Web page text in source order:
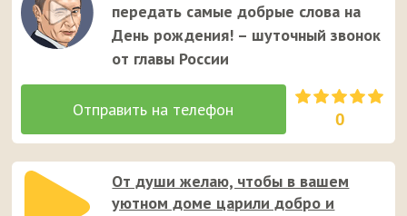
передать самые добрые слова на
День рождения! – шуточный звонок
от главы России
0
От души желаю, чтобы в вашем
уютном доме царили добро и